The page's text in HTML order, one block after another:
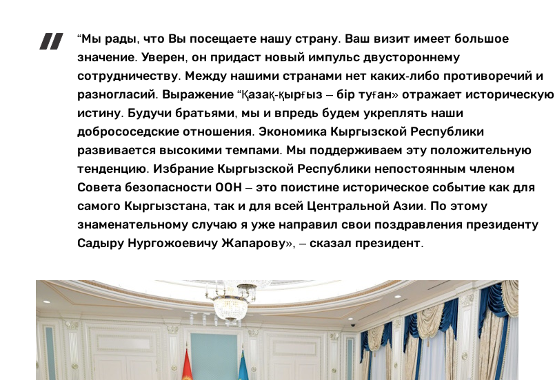
“Мы рады, что Вы посещаете нашу страну. Ваш визит имеет большое
значение. Уверен, он придаст новый импульс двустороннему
сотрудничеству. Между нашими странами нет каких-либо противоречий и
разногласий. Выражение “Қазақ-қырғыз – бір туған» отражает историческую
истину. Будучи братьями, мы и впредь будем укреплять наши
добрососедские отношения. Экономика Кыргызской Республики
развивается высокими темпами. Мы поддерживаем эту положительную
тенденцию. Избрание Кыргызской Республики непостоянным членом
Совета безопасности ООН – это поистине историческое событие как для
самого Кыргызстана, так и для всей Центральной Азии. По этому
знаменательному случаю я уже направил свои поздравления президенту
Садыру Нургожоевичу Жапарову», – сказал президент.